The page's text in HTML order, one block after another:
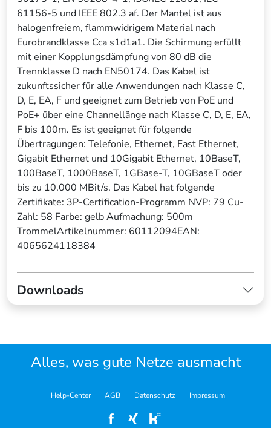
61156-5 und IEEE 802.3 af. Der Mantel ist aus
halogenfreiem, flammwidrigem Material nach
Eurobrandklasse Cca s1d1a1. Die Schirmung erfüllt
mit einer Kopplungsdämpfung von 80 dB die
Trennklasse D nach EN50174. Das Kabel ist
zukunftssicher für alle Anwendungen nach Klasse C,
D, E, EA, F und geeignet zum Betrieb von PoE und
PoE+ über eine Channellänge nach Klasse C, D, E, EA,
F bis 100m. Es ist geeignet für folgende
Übertragungen: Telefonie, Ethernet, Fast Ethernet,
Gigabit Ethernet und 10Gigabit Ethernet, 10BaseT,
100BaseT, 1000BaseT, 1GBase-T, 10GBaseT oder
bis zu 10.000 MBit/s. Das Kabel hat folgende
Zertifikate: 3P-Certification-Programm NVP: 79 Cu-
Zahl: 58 Farbe: gelb Aufmachung: 500m
TrommelArtikelnummer: 60112094EAN:
4065624118384
Downloads
Alles, was gute Netze ausmacht
Help-Center AGB Datenschutz Impressum